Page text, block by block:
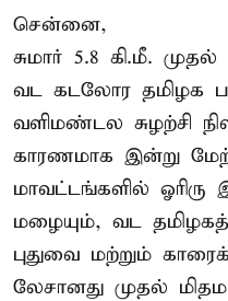
சென்னை,
சுமார் 5.8 கி.மீ.
வட கடலோர தமிழக
வளிமண்டல சுழற்சி
காரணமாக இன்று
மாவட்டங்களில்
மழையும், வட
புதுவை மற்றும்
லேசானது முதல்